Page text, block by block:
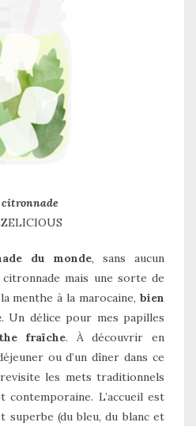
du monde, sans aucun
mais une sorte de
menthe à la marocaine, bien
. Un délice pour mes papilles
fraîche. À découvrir en
ou d’un dîner dans ce
les mets traditionnels
L’accueil est
superbe (du bleu, du blanc et